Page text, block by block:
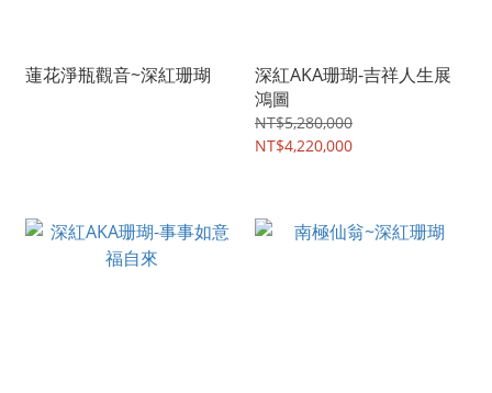
蓮花淨瓶觀音~深紅珊瑚
深紅AKA珊瑚-吉祥人生展
鴻圖
NT$5,280,000
NT$4,220,000